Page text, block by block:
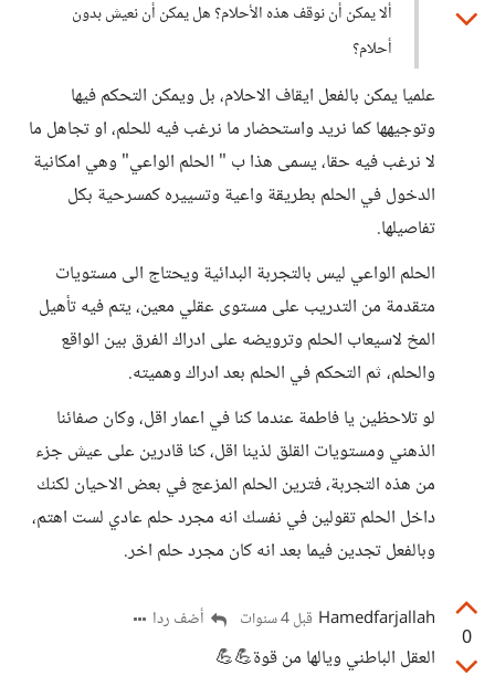
ألا يمكن أن نوقف هذه الأحلام؟ هل يمكن أن نعيش بدون
أحلام؟
علميا يمكن بالفعل ايقاف الاحلام، بل ويمكن التحكم فيها
وتوجيهها كما نريد واستحضار ما نرغب فيه للحلم، او تجاهل ما
لا نرغب فيه حقا، يسمى هذا ب " الحلم الواعي" وهي امكانية
الدخول في الحلم بطريقة واعية وتسييره كمسرحية بكل
تفاصيلها.
الحلم الواعي ليس بالتجربة البدائية ويحتاج الى مستويات
متقدمة من التدريب على مستوى عقلي معين، يتم فيه تأهيل
المخ لاسيعاب الحلم وترويضه على ادراك الفرق بين الواقع
والحلم، ثم التحكم في الحلم بعد ادراك وهميته.
لو تلاحظين يا فاطمة عندما كنا في اعمار اقل، وكان صفائنا
الذهني ومستويات القلق لذينا اقل، كنا قادرين على عيش جزء
من هذه التجربة، فترين الحلم المزعج في بعض الاحيان لكنك
داخل الحلم تقولين في نفسك انه مجرد حلم عادي لست اهتم،
وبالفعل تجدين فيما بعد انه كان مجرد حلم اخر.
0
Hamedfarjallah قبل 4 سنوات أضف ردا
العقل الباطني ويالها من قوة💪💪